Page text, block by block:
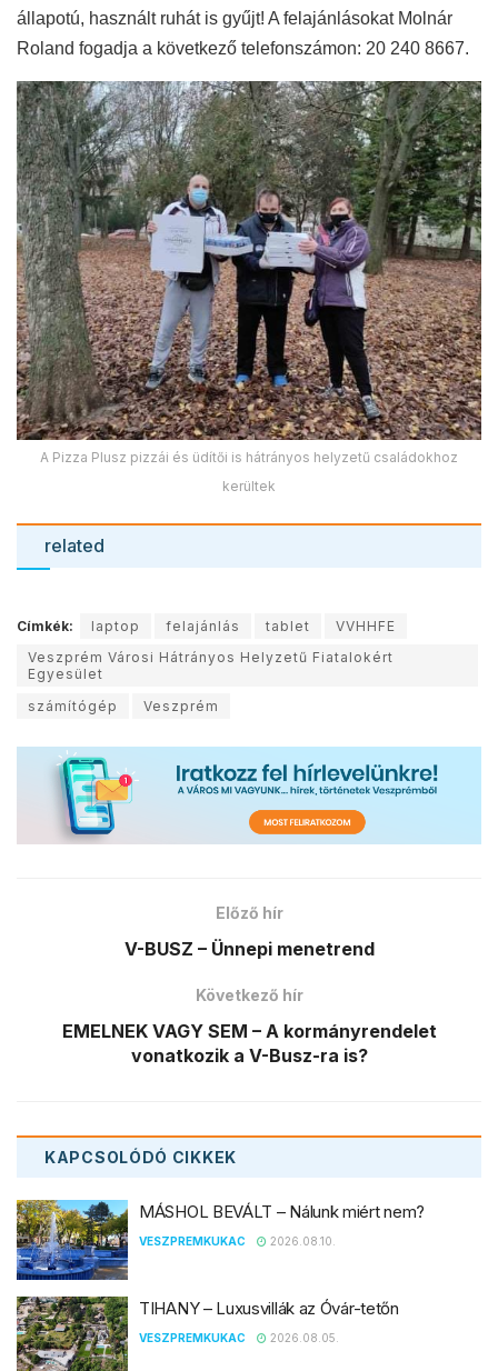
állapotú, használt ruhát is gyűjt! A felajánlásokat Molnár
Roland fogadja a következő telefonszámon: 20 240 8667.
A Pizza Plusz pizzái és üdítői is hátrányos helyzetű családokhoz
kerültek
related
Címkék: laptop felajánlás tablet
VVHHFE
Veszprém Városi Hátrányos Helyzetű Fiatalokért
Egyesület
számítógép
Veszprém
Előző hír
V-BUSZ – Ünnepi menetrend
Következő hír
EMELNEK VAGY SEM – A kormányrendelet
vonatkozik a V-Busz-ra is?
KAPCSOLÓDÓ CIKKEK
MÁSHOL BEVÁLT – Nálunk miért nem?
VESZPREMKUKAC 2026.08.10.
TIHANY – Luxusvillák az Óvár-tetőn
VESZPREMKUKAC 2026.08.05.